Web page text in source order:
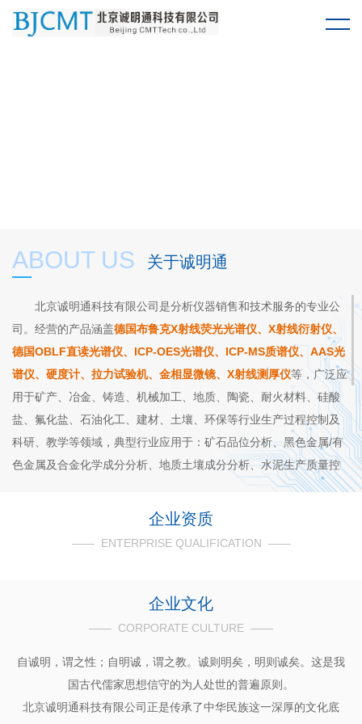
ABOUT US 关于诚明通
北京诚明通科技有限公司是分析仪器销售和技术服务的专业公
司。经营的产品涵盖德国布鲁克X射线荧光光谱仪、 X射线衍射仪、
德国OBLF直读光谱仪、 ICP-OES光谱仪、 ICP-MS质谱仪、AAS光
谱仪、硬度计、拉力试验机、金相显微镜、X射线测厚仪等，广泛应
用于矿产、冶金、铸造、机械加工、地质、陶瓷、耐火材料、硅酸
盐、氟化盐、石油化工、建材、土壤、环保等行业生产过程控制及
科研、教学等领域，典型行业应用于：矿石品位分析、黑色金属/有
色金属及合金化学成分分析、地质土壤成分分析、水泥生产质量控
制、耐火材料生产质量控制、润滑油磨损金属检测等等。
公司以欧美知名仪器供应商为标杆，坚持走专业化的经营方
先进技术、稳定可靠的质量和周密的售前售后技术服务，竭诚为广
大客户提供产品销售、技术咨询、技术开发和技术服务的
企业资质
—— ENTERPRISE QUALIFICATION ——
企业文化
—— CORPORATE CULTURE ——
自诚明，谓之性；自明诚，谓之教。诚则明矣，明则诚矣。这是我
国古代儒家思想信守的为人处世的普遍原则。
北京诚明通科技有限公司正是传承了中华民族这一深厚的文化底